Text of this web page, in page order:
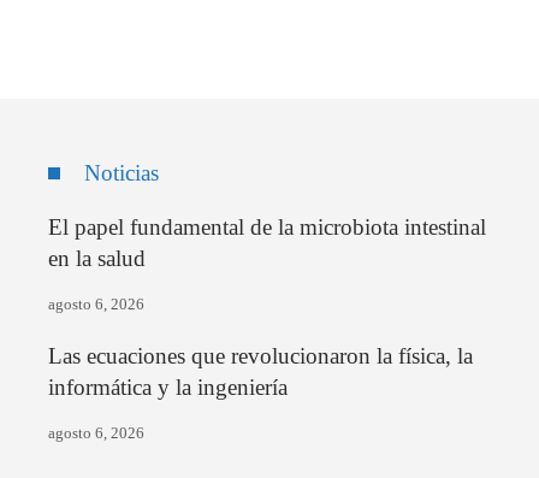
Noticias
El papel fundamental de la microbiota intestinal
en la salud
agosto 6, 2026
Las ecuaciones que revolucionaron la física, la
informática y la ingeniería
agosto 6, 2026